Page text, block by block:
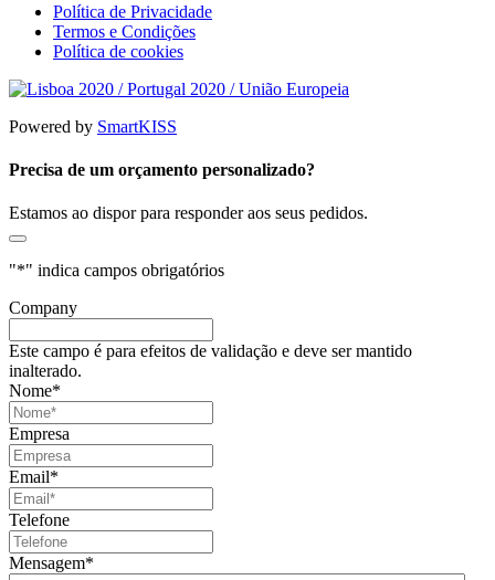
Política de Privacidade
Termos e Condições
Política de cookies
Powered by SmartKISS
Precisa de um orçamento personalizado?
Estamos ao dispor para responder aos seus pedidos.
"*" indica campos obrigatórios
Company
Este campo é para efeitos de validação e deve ser mantido
inalterado.
Nome*
Empresa
Email*
Telefone
Mensagem*